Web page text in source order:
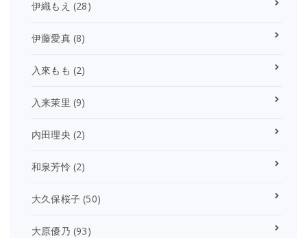
伊織もえ (28)
伊藤愛真(8)
入來もも (2)
入来茉里 (9)
内田理央 (2)
和泉芳怜 (2)
大久保桜子 (50)
大原優乃 (93)